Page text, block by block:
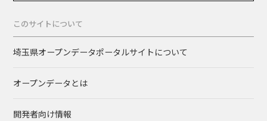
このサイトについて
埼玉県オープンデータポータルサイトについて
オープンデータとは
開発者向け情報